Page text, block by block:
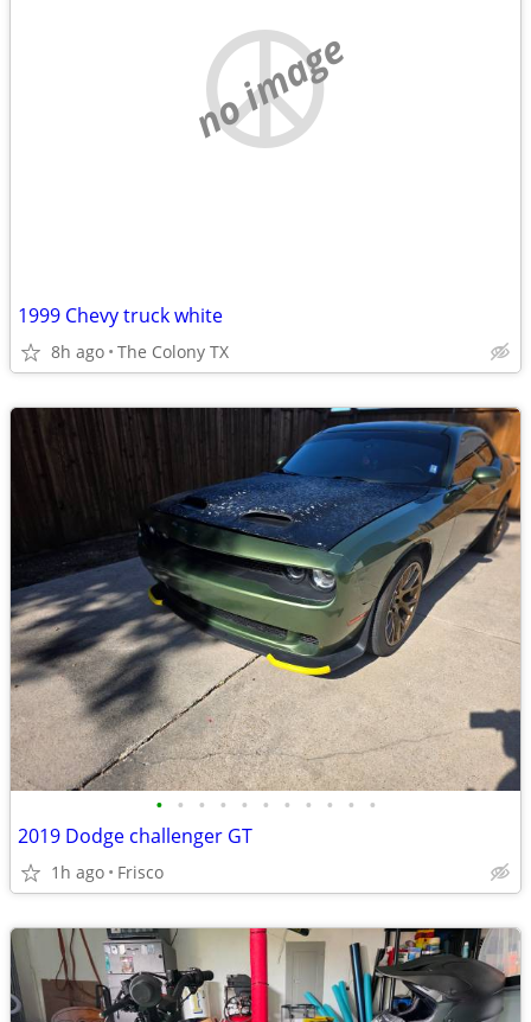
no image
1999 Chevy truck white
8h ago The Colony TX
• • • • • • • • • • •
2019 Dodge challenger GT
1h ago Frisco